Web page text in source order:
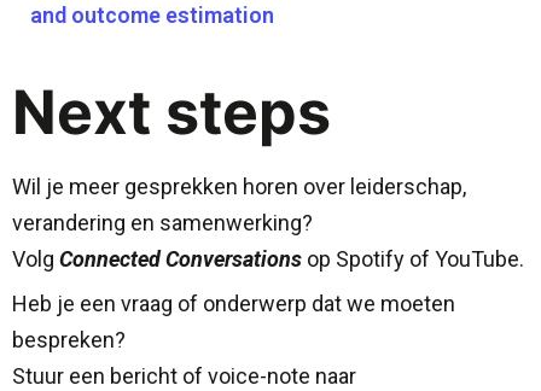
and outcome estimation
Next steps
Wil je meer gesprekken horen over leiderschap,
verandering en samenwerking?
Volg Connected Conversations op Spotify of YouTube.
Heb je een vraag of onderwerp dat we moeten
bespreken?
Stuur een bericht of voice-note naar